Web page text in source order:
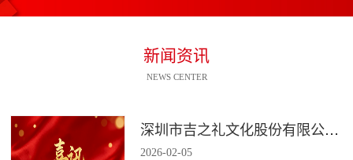
新闻资讯
NEWS CENTER
深圳市吉之礼文化股份有限公司荣获“国家高新技术企业”认定
2026-02-05